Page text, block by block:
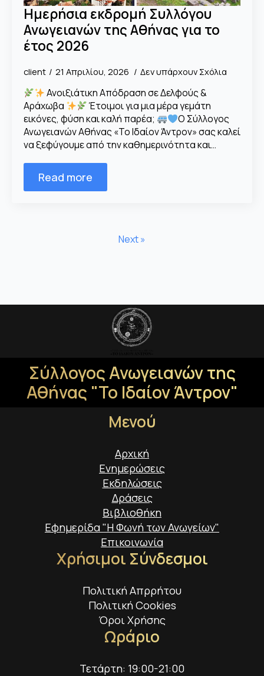
Ημερήσια εκδρομή Συλλόγου
Ανωγειανών της Αθήνας για το
έτος 2026
client 21 Απριλίου, 2026 Δεν υπάρχουν Σχόλια
Ανοιξιάτικη Απόδραση σε Δελφούς &
Αράχωβα
Έτοιμοι για μια μέρα γεμάτη
εικόνες, φύση και καλή παρέα;
Ο Σύλλογος
Ανωγειανών Αθήνας «Το Ιδαίον Άντρον» σας καλεί
να ξεφύγουμε από την καθημερινότητα και…
Read more
Next »
Σύλλογος Ανωγειανών της
Αθήνας "Το Ιδαίον Άντρον"
Μενού
Αρχική
Ενημερώσεις
Εκδηλώσεις
Δράσεις
Βιβλιοθήκη
Εφημερίδα "Η Φωνή των Ανωγείων"
Επικοινωνία
Χρήσιμοι Σύνδεσμοι
Πολιτική Απρρήτου
Πολιτική Cookies
Όροι Χρήσης
Ωράριο
Τετάρτη: 19:00-21:00